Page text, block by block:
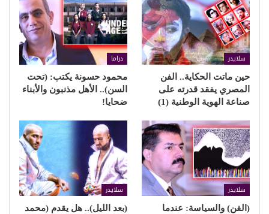
سلايدر
حين ماتت الحكاية.. الفن
المصري يفقد قدرته على
صناعة الهوية الوطنية (1)
دراما
محمود حسونة يكتب: (تحت
السن).. الأهل مذنبون والأبناء
ضحايا!
سلايدر
(الفن) والسياسة: عندما
سلايدر
(بعد الليل).. هل يقدم (محمد